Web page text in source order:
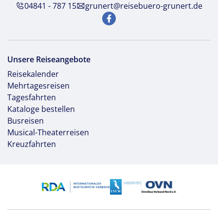
04841 - 787 15 grunert@reisebuero-grunert.de
Unsere Reiseangebote
Reisekalender
Mehrtagesreisen
Tagesfahrten
Kataloge bestellen
Busreisen
Musical-Theaterreisen
Kreuzfahrten